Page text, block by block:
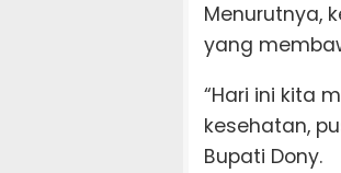
Menurutnya,
yang
“Hari ini kita
kesehatan,
Bupati Dony.